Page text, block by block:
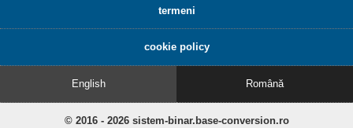
termeni
cookie policy
English Română
© 2016 - 2026 sistem-binar.base-conversion.ro